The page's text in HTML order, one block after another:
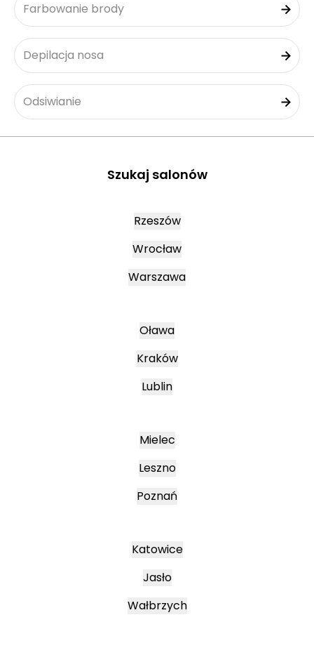
Farbowanie brody
Depilacja nosa
Odsiwianie
Szukaj salonów
Rzeszów
Wrocław
Warszawa
Oława
Kraków
Lublin
Mielec
Leszno
Poznań
Katowice
Jasło
Wałbrzych